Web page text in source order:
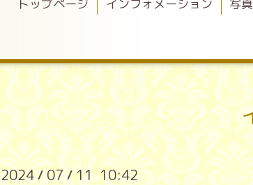
トップページ インフォメーション 写真
2024/07/11 10:42